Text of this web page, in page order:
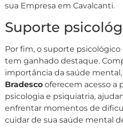
sua Empresa em Cavalcanti.
Suporte
Por fim, o suporte
tem ganhado destaque.
importância da saúde mental,
Bradesco oferecem acesso a
psicologia e psiquiatria,
enfrentar momentos de
cuidar de sua saúde mental